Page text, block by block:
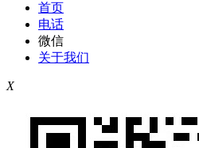
首页
电话
微信
关于我们
X